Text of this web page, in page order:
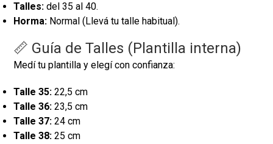
Talles: del 35 al 40.
Horma: Normal (Llevá tu talle habitual).
📏 Guía de Talles (Plantilla interna)
Medí tu plantilla y elegí con confianza:
Talle 35: 22,5 cm
Talle 36: 23,5 cm
Talle 37: 24 cm
Talle 38: 25 cm